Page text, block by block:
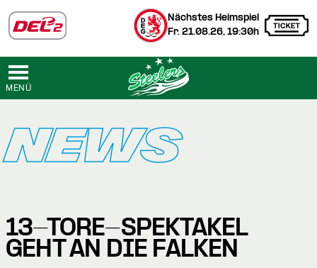
Nächstes Heimspiel
Fr. 21.08.26, 19:30h
MENÜ
NEWS
13-TORE-SPEKTAKEL
GEHT AN DIE FALKEN